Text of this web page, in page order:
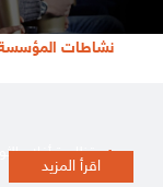
نشاطات المؤسسة |
اقرأ المزيد